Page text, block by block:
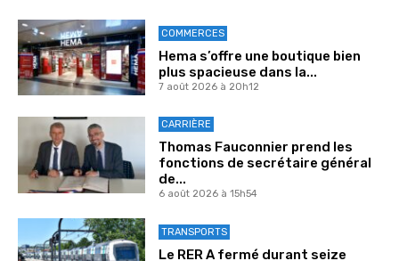
COMMERCES
Hema s’offre une boutique bien
plus spacieuse dans la...
7 août 2026 à 20h12
CARRIÈRE
Thomas Fauconnier prend les
fonctions de secrétaire général
de...
6 août 2026 à 15h54
TRANSPORTS
Le RER A fermé durant seize